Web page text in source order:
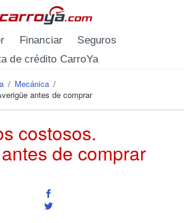
Financiar
Seguros
de crédito CarroYa
aquí
/ Mecánica /
antes de comprar
costosos.
de comprar